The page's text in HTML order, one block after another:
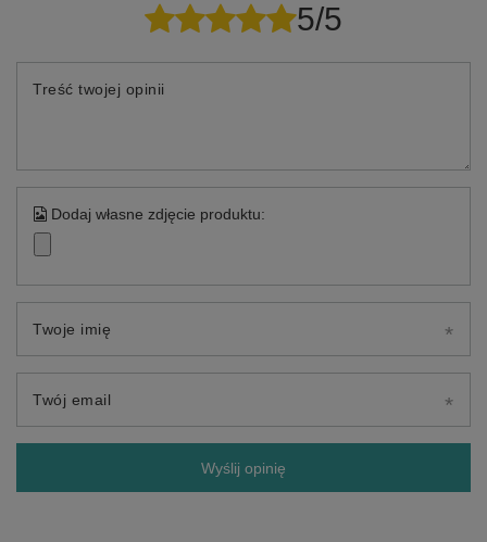
5/5
Treść twojej opinii
Dodaj własne zdjęcie produktu:
Twoje imię
Twój email
Wyślij opinię